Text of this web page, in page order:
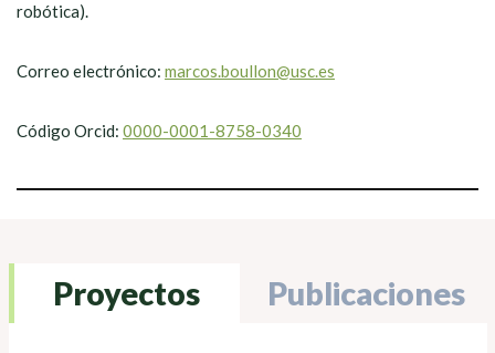
robótica).
Correo electrónico: marcos.boullon@usc.es
Código Orcid: 0000-0001-8758-0340
Proyectos Publicaciones